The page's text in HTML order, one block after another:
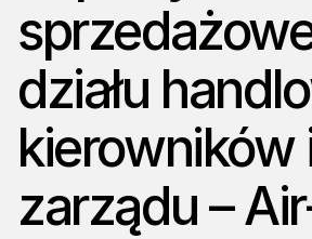
działu
kierowników
zarządu –